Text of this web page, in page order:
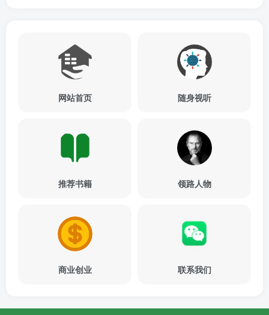
网站首页 随身视听
推荐书籍 领路人物
商业创业 联系我们